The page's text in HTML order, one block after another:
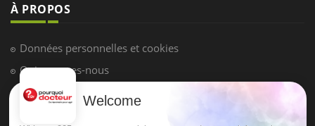
À PROPOS
Données personnelles et cookies
Qui sommes-nous
Conditions d'utilisation
Welcome